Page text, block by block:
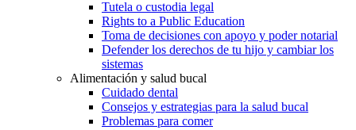
Tutela o custodia legal
Rights to a Public Education
Toma de decisiones con apoyo y poder notarial
Defender los derechos de tu hijo y cambiar los
sistemas
Alimentación y salud bucal
Cuidado dental
Consejos y estrategias para la salud bucal
Problemas para comer